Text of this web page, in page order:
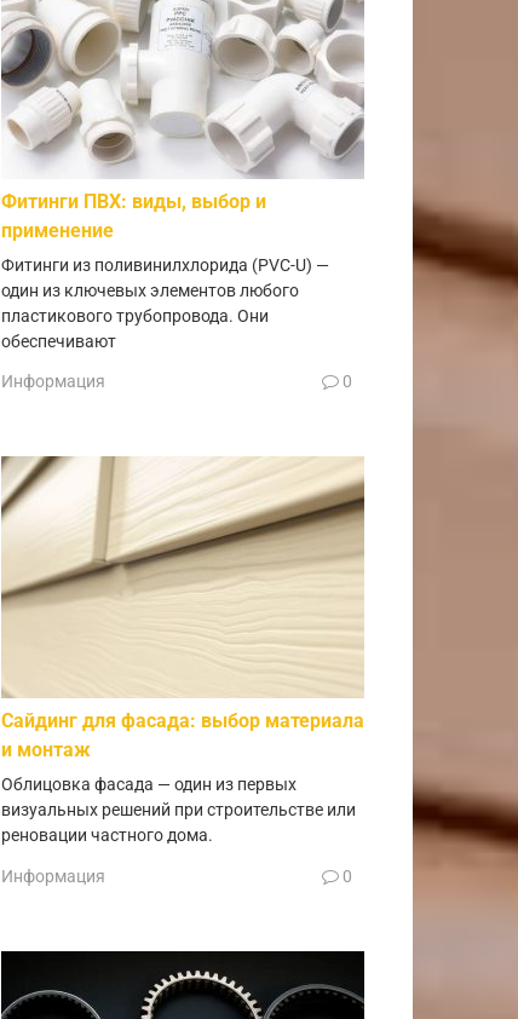
Фитинги ПВХ: виды, выбор и
применение
Фитинги из поливинилхлорида (PVC-U) —
один из ключевых элементов любого
пластикового трубопровода. Они
обеспечивают
Информация 0
Сайдинг для фасада: выбор материала
и монтаж
Облицовка фасада — один из первых
визуальных решений при строительстве или
реновации частного дома.
Информация 0